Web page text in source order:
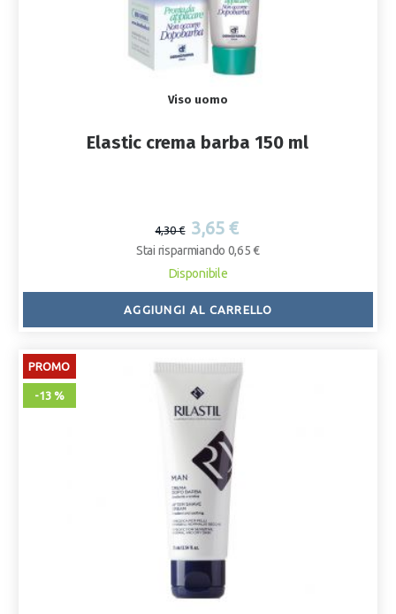
Viso uomo
Elastic crema barba 150 ml
4,30 € 3,65 €
Stai risparmiando 0,65 €
Disponibile
AGGIUNGI AL CARRELLO
PROMO
-13 %